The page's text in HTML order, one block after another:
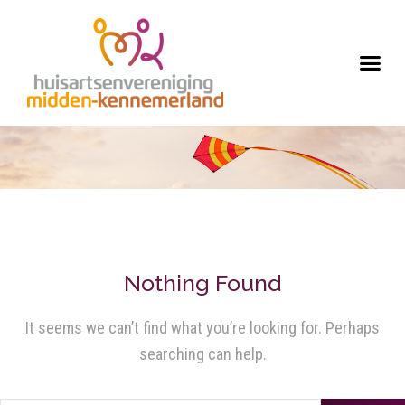
Nothing Found
It seems we can’t find what you’re looking for. Perhaps
searching can help.